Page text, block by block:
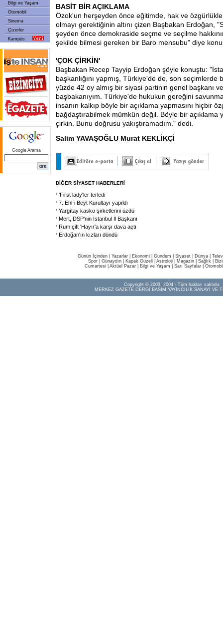
Bilgi ve Yaşam
Otomobil
Sinema
Çizerler
Kampüs
Google Arama
BASİT BİR AÇIKLAMA
Özok'un herşeyden önce eğitimde, hak ve
olmayı gerektiğinin altını çizen Başbakan Erdoğan,
şeyden önce demokraside seçme ve seçilme
şekilde bilmesi gereken bir Baro mensubu" diye
'ÇOK ÇİRKİN'
Başbakan Recep Tayyip Erdoğan şöyle konuştu:
başkanlığını yapmış, Türkiye'de de, son seçimlerde
yüzde 42 oy almış bir siyasi partinin genel başkanı
başbakanıyım. Türkiye'de hukukun gereğini
insanın kalkıp böyle bir açıklama yapmasını hiçbir
bağdaştırabilmek mümkün değil. Böyle bir açıklama
çirkin. Bunu doğrusu yakıştıramadım." dedi.
Salim YAVAŞOĞLU Murat KEKLİKÇİ
DİĞER SİYASET HABERLERİ
'First lady'ler terledi
7. Ehl-i Beyt Kurultayı yapıldı
Yargıtay kasko şirketlerini üzdü
Mert, DSP'nin İstanbul İl Başkanı
Rum çift 'Hayır'a karşı dava açtı
Erdoğan'ın kızları döndü
Günün İçinden Yazarlar Ekonomi Gündem Siyaset Dünya |
Spor
Günaydın Kapak Güzeli Astroloji Magazin Sağlık
Cumartesi
Aktüel Pazar Bilgi ve Yaşam Sarı Sayfalar Otomobil
Copyright © 2003, 2004 - Tüm hakları saklıdır.
MERKEZ GAZETE DERGİ BASIM YAYINCILIK SANAYİ VE